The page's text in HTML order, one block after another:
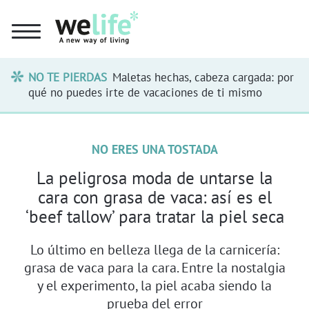
NO TE PIERDAS Maletas hechas, cabeza cargada: por
qué no puedes irte de vacaciones de ti mismo
NO ERES UNA TOSTADA
La peligrosa moda de untarse la
cara con grasa de vaca: así es el
‘beef tallow’ para tratar la piel seca
Lo último en belleza llega de la carnicería:
grasa de vaca para la cara. Entre la nostalgia
y el experimento, la piel acaba siendo la
prueba del error